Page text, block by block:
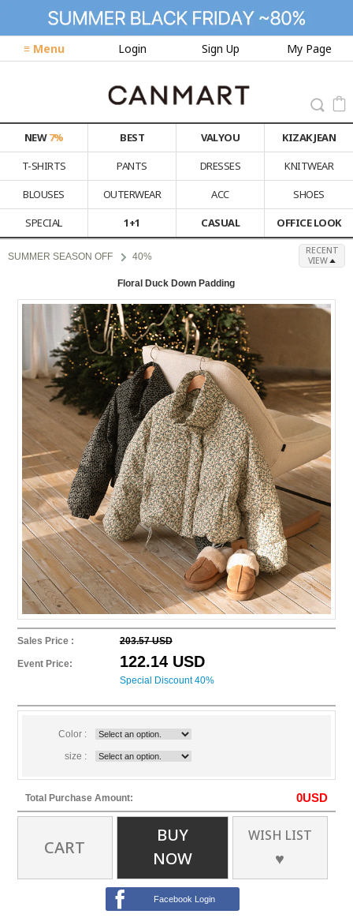
≡ Menu Login Sign Up My Page
NEW7% BEST VALYOU
KIZAK JEAN
T-SHIRTS
PANTS DRESSES
KNITWEAR
BLOUSES
OUTERWEAR ACC
SHOES
SPECIAL
1+1 CASUAL OFFICE LOOK
SUMMER SEASON OFF 40%
RECENT
VIEW
Floral Duck Down Padding
Sales Price : 203.57 USD
Event Price: 122.14 USD
Special Discount 40%
Color :
size :
Total Purchase Amount: 0USD
CART
BUY
NOW
WISH LIST
♥
Facebook Login